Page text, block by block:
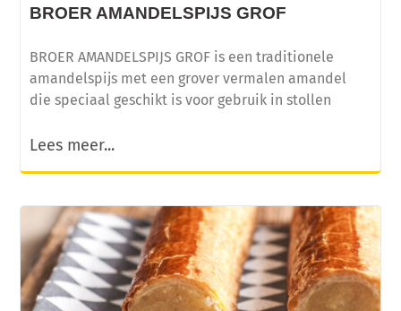
BROER AMANDELSPIJS GROF
BROER AMANDELSPIJS GROF is een traditionele
amandelspijs met een grover vermalen amandel
die speciaal geschikt is voor gebruik in stollen
Lees meer...